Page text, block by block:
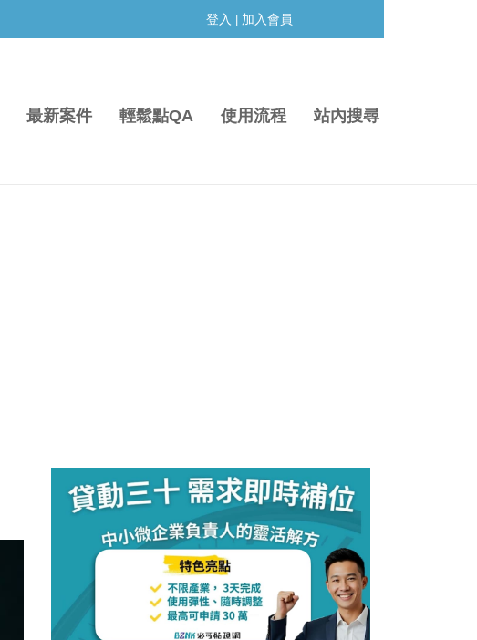
登入 加入會員
最新案件 輕鬆點QA 使用流程 站內搜尋